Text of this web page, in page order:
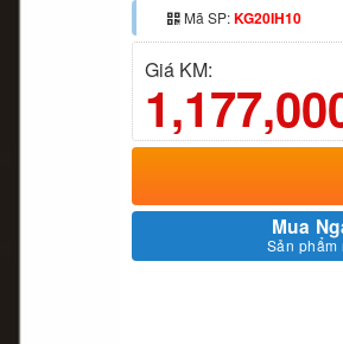
Mã SP:KG20IH10
Giá KM:
Mua
Sản phẩm